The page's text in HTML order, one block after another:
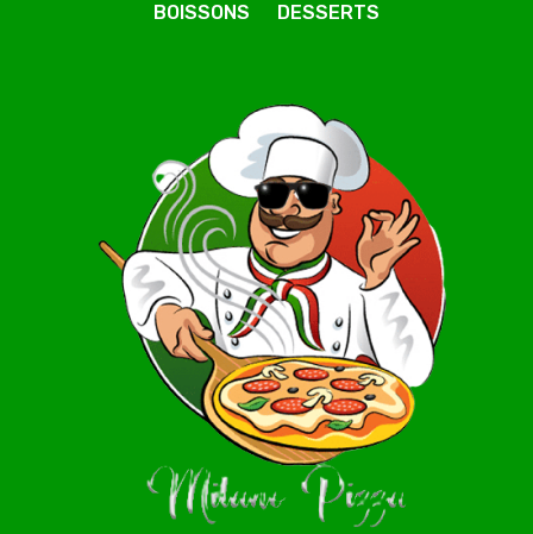
BOISSONS DESSERTS